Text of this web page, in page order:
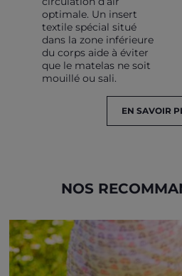
optimale. Un insert
textile spécial situé
dans la zone inférieure
du corps aide à éviter
que le matelas ne soit
mouillé ou sali.
EN SAVOIR
NOS